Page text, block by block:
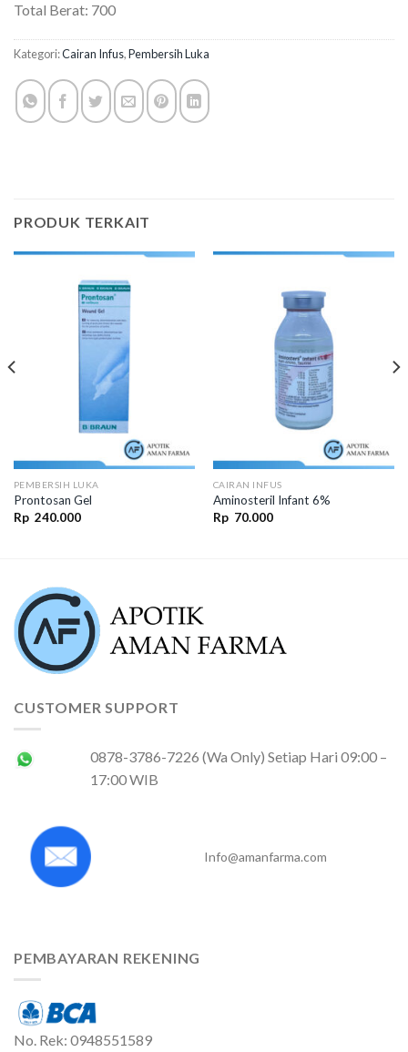
Total Berat: 700
Kategori:Cairan Infus,Pembersih Luka
PRODUK TERKAIT
PEMBERSIH LUKA
Prontosan Gel
Rp 240.000
CAIRAN INFUS
Aminosteril Infant 6%
Rp 70.000
CUSTOMER SUPPORT
0878-3786-7226 (Wa Only) Setiap Hari 09:00 –
17:00 WIB
Info@amanfarma.com
PEMBAYARAN REKENING
No. Rek: 0948551589